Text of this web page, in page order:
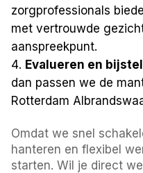
zorgprofessionals
met vertrouwde
aanspreekpunt.
Evalueren en
dan passen we de
Rotterdam
Omdat we snel
hanteren en flexibel
starten. Wil je direct